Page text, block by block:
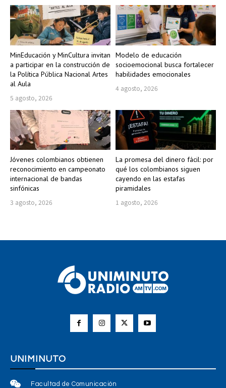
MinEducación y MinCultura invitan
a participar en la construcción de
la Política Pública Nacional Artes
al Aula
5 agosto, 2026
Modelo de educación
socioemocional busca fortalecer
habilidades emocionales
4 agosto, 2026
Jóvenes colombianos obtienen
reconocimiento en campeonato
internacional de bandas
sinfónicas
3 agosto, 2026
La promesa del dinero fácil: por
qué los colombianos siguen
cayendo en las estafas
piramidales
1 agosto, 2026
UNIMINUTO
Facultad de Comunicación